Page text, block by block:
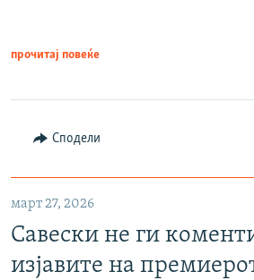
прочитај повеќе
Сподели
март 27, 2026
Савески не ги
изјавите на